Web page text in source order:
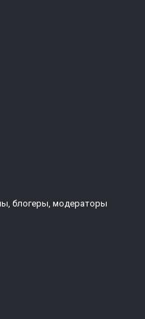
блогеры, модераторы